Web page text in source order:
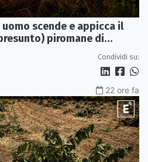
uomo scende e appicca il
piromane di
Condividi su:
22 ore fa